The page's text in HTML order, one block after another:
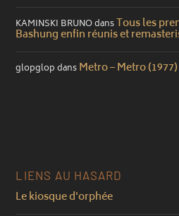
KAMINSKI BRUNOdansTous les
Bashung enfin réunis et
glopglopdansMetro – Metro (1977)
LIENS AU HASARD
Le kiosque d'orphée